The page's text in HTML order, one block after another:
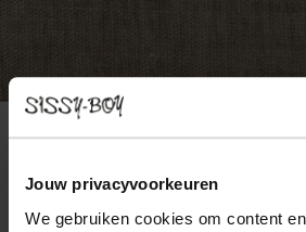
Jouw privacyvoorkeuren
We gebruiken cookies om content
0.99